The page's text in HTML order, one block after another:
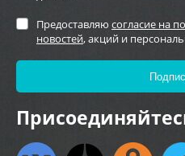
Предоставляю согласие на
новостей, акций и